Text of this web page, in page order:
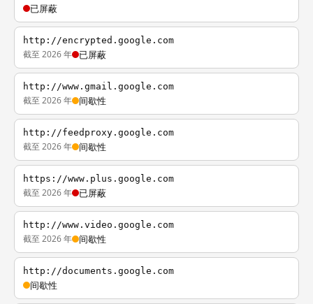
已屏蔽
http://encrypted.google.com
截至 2026 年 已屏蔽
http://www.gmail.google.com
截至 2026 年 间歇性
http://feedproxy.google.com
截至 2026 年 间歇性
https://www.plus.google.com
截至 2026 年 已屏蔽
http://www.video.google.com
截至 2026 年 间歇性
http://documents.google.com
间歇性